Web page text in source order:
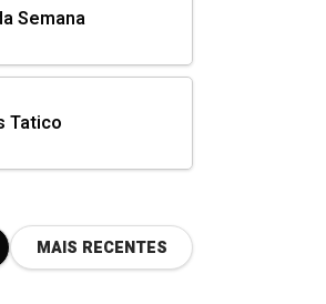
Semana
Tatico
MAIS RECENTES